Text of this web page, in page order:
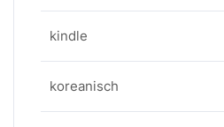
kindle
koreanisch